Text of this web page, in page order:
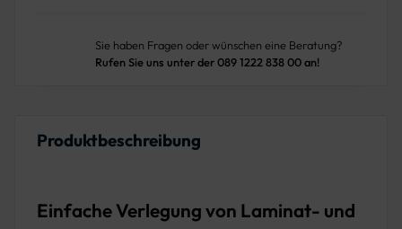
Sie haben Fragen oder wünschen eine Beratung?
Rufen Sie uns unter der 089 1222 838 00 an!
Produktbeschreibung
Einfache Verlegung von Laminat- und